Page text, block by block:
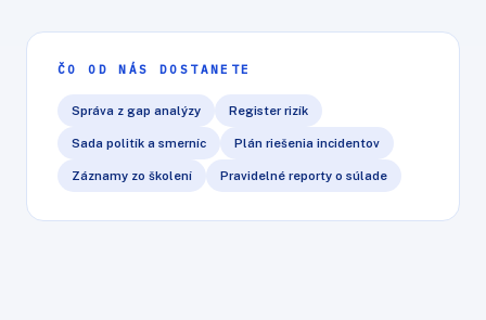
ČO OD NÁS DOSTANETE
Správa z gap analýzy Register rizík
Sada politík a smerníc Plán riešenia incidentov
Záznamy zo školení Pravidelné reporty o súlade